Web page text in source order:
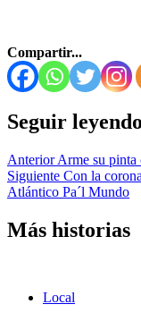
Compartir...
Seguir leyendo
AnteriorArme su pinta
Siguiente Con la
Atlántico Pa´l Mundo
Más historias
Local